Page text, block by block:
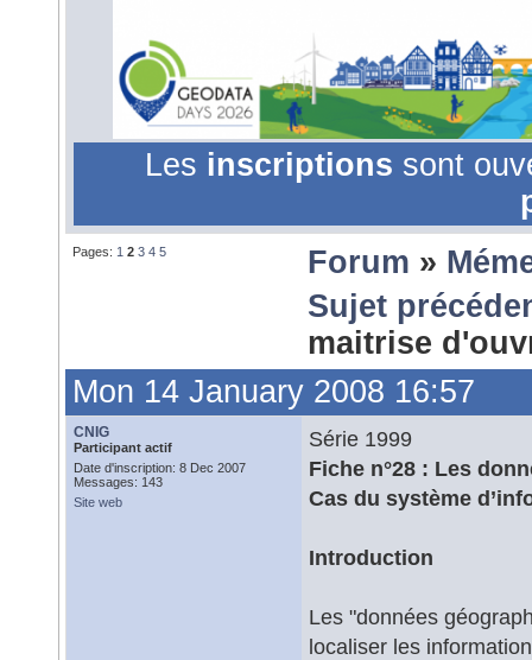
Les inscriptions sont
Pages: 1 2 3 4 5 Forum »
Sujet
maitrise
Mon 14 January 2008 16:57
CNIG
Participant actif
Date d'inscription: 8 Dec 2007
Messages: 143
Site web
Série 1999
Fiche n°28 : Les
Cas du système
Introduction
Les "données
localiser les